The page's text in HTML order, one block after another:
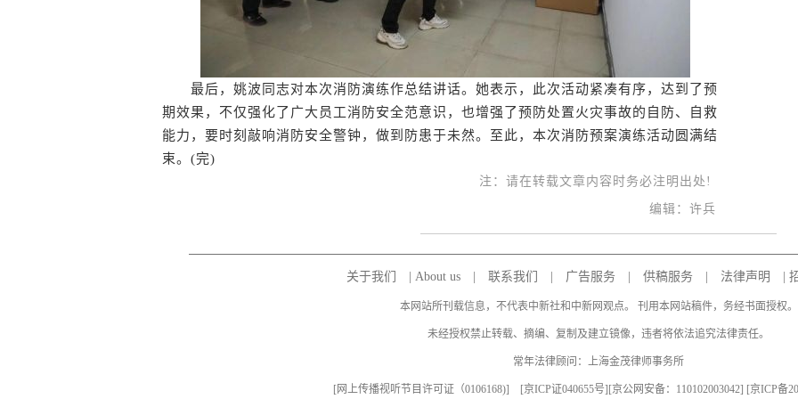
最后，姚波同志对本次消防演练作总结讲话。她表示，此次活动紧凑有序，达到了预
期效果，不仅强化了广大员工消防安全范意识，也增强了预防处置火灾事故的自防、自救
能力，要时刻敲响消防安全警钟，做到防患于未然。至此，本次消防预案演练活动圆满结
束。(完)
注：请在转载文章内容时务必注明出处!
编辑：许兵
关于我们 About us| 联系我们 广告服务| 供稿服务| 法律声明
本网站所刊载信息，不代表中新社和中新网观点。 刊用本网站稿件，务经书面授权。
未经授权禁止转载、摘编、复制及建立镜像，违者将依法追究法律责任。
常年法律顾问：上海金茂律师事务所
[网上传播视听节目许可证（0106168)] [京ICP证040655号][京公网安备：110102003042] [京ICP备